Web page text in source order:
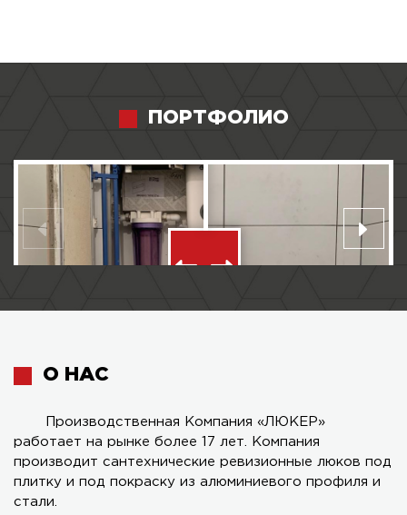
ПОРТФОЛИО
Серия AL-KR двухстворчатый
О НАС
Производственная Компания «ЛЮКЕР»
работает на рынке более 17 лет. Компания
производит сантехнические ревизионные люков под
плитку и под покраску из алюминиевого профиля и
стали.